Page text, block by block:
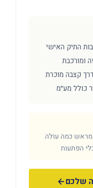
התיק האישי
ומורכבת
קצבה מוכרת
כולל מע״מ
מראש כמה עולה
הפתעות
שלכם